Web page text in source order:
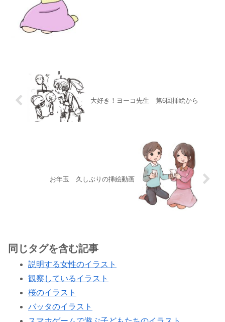
大好き！ヨーコ先生 第6回挿絵から
お年玉 久しぶりの挿絵動画
同じタグを含む記事
説明する女性のイラスト
観察しているイラスト
桜のイラスト
バッタのイラスト